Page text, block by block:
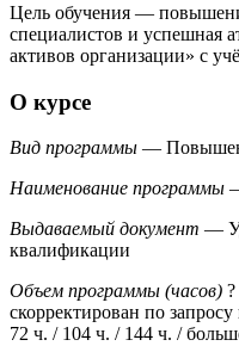
Цель обучения —
специалистов и успешная
активов организации» с
О курсе
Вид программы —
Наименование программы
Выдаваемый документ —
квалификации
Объем программы (часов) ?
скорректирован по
72 ч. / 104 ч. / 144 ч. /